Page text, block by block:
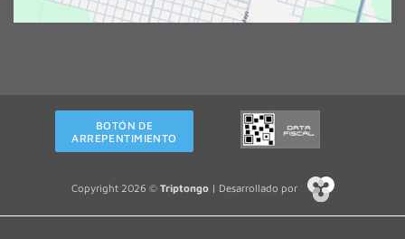
BOTÓN DE
ARREPENTIMIENTO
Copyright 2026 © Triptongo| Desarrollado por